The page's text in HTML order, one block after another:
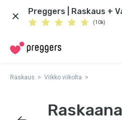
Preggers | Raskaus +
(10k)
Raskaus Viikko viikolta